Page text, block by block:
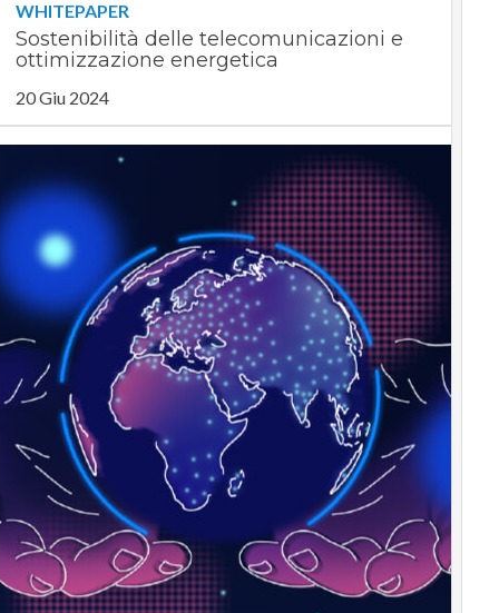
WHITEPAPER
Sostenibilità delle telecomunicazioni e
ottimizzazione energetica
20 Giu 2024